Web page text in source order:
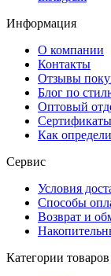
Информация
О компании
Контакты
Отзывы
Блог по
Оптовый
Сертификаты
Как
Сервис
Условия
Способы
Возврат и
Категории товаров